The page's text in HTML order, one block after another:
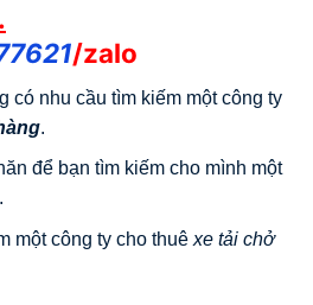
/zalo
có nhu cầu tìm kiếm một công ty
.
để bạn tìm kiếm cho mình một
một công ty cho thuêxe tải chở